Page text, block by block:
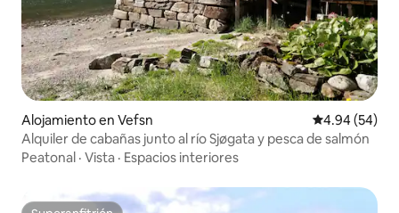
Alojamiento en Vefsn Calificación
4.94 (54)
Alquiler de cabañas junto al río Sjøgata y pesca de salmón
Peatonal · Vista · Espacios interiores